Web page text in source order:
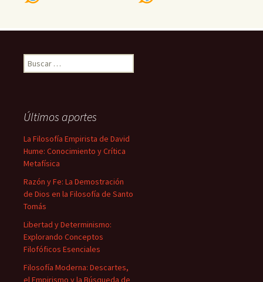
Buscar:
Últimos aportes
La Filosofía Empirista de David
Hume: Conocimiento y Crítica
Metafísica
Razón y Fe: La Demostración
de Dios en la Filosofía de Santo
Tomás
Libertad y Determinismo:
Explorando Conceptos
Filofóficos Esenciales
Filosofía Moderna: Descartes,
el Empirismo y la Búsqueda de